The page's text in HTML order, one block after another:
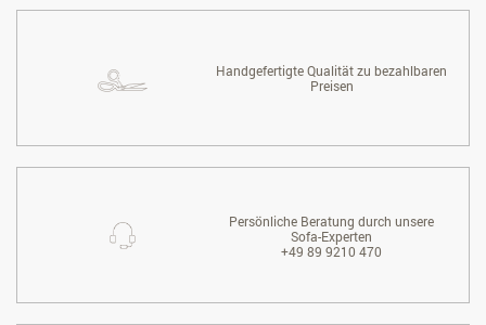
Handgefertigte Qualität zu bezahlbaren
Preisen
Persönliche Beratung durch unsere
Sofa-Experten
+49 89 9210 470